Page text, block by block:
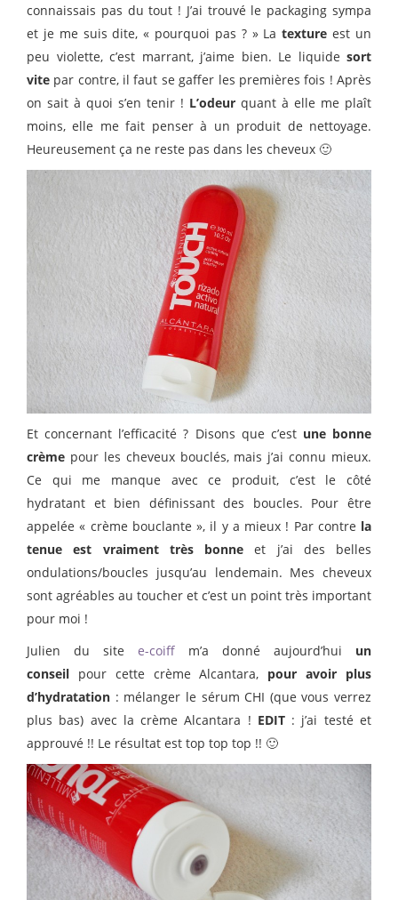
connaissais pas du tout ! J’ai trouvé le packaging sympa
et je me suis dite, « pourquoi pas ? » Latexture est un
peu violette, c’est marrant, j’aime bien. Le liquide sort
vite par contre, il faut se gaffer les premières fois ! Après
on sait à quoi s’en tenir ! L’odeur quant à elle me plaît
moins, elle me fait penser à un produit de nettoyage.
Heureusement ça ne reste pas dans les cheveux 🙂
Et concernant l’efficacité ? Disons que c’est une bonne
crème pour les cheveux bouclés, mais j’ai connu mieux.
Ce qui me manque avec ce produit, c’est le côté
hydratant et bien définissant des boucles. Pour être
appelée « crème bouclante », il y a mieux ! Par contre la
tenue est vraiment très bonne et j’ai des belles
ondulations/boucles jusqu’au lendemain. Mes cheveux
sont agréables au toucher et c’est un point très important
pour moi !
Julien du site e-coiff m’a donné aujourd’hui un
conseil pour cette crème Alcantara, pour avoir plus
d’hydratation : mélanger le sérum CHI (que vous verrez
plus bas) avec la crème Alcantara ! EDIT: j’ai testé et
approuvé !! Le résultat est top top top !! 🙂